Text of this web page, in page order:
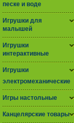
песке и воде
Игрушки для
малышей
Игрушки
интерактивные
Игрушки
электромеханические
Игры настольные
Канцелярские товары